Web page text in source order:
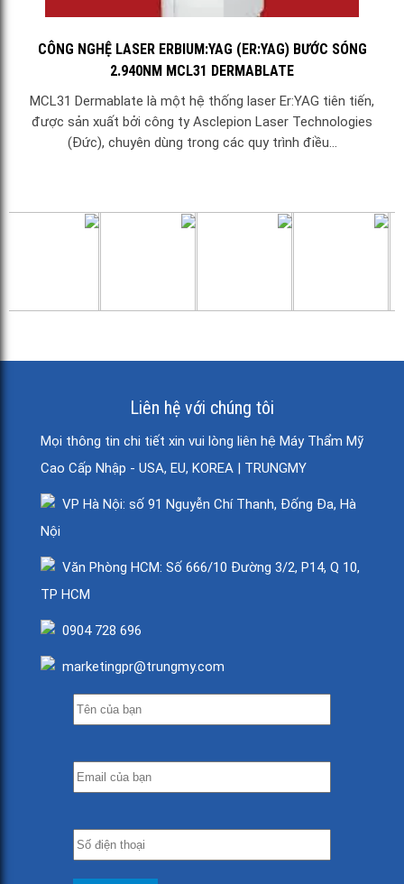
CÔNG NGHỆ LASER ERBIUM:YAG (ER:YAG) BƯỚC SÓNG
2.940NM MCL31 DERMABLATE
MCL31 Dermablate là một hệ thống laser Er:YAG tiên tiến,
được sản xuất bởi công ty Asclepion Laser Technologies
(Đức), chuyên dùng trong các quy trình điều...
Liên hệ với chúng tôi
Mọi thông tin chi tiết xin vui lòng liên hệ Máy Thẩm Mỹ
Cao Cấp Nhập - USA, EU, KOREA | TRUNGMY
VP Hà Nội: số 91 Nguyễn Chí Thanh, Đống Đa, Hà
Nội
Văn Phòng HCM: Số 666/10 Đường 3/2, P14, Q 10,
TP HCM
0904 728 696
marketingpr@trungmy.com